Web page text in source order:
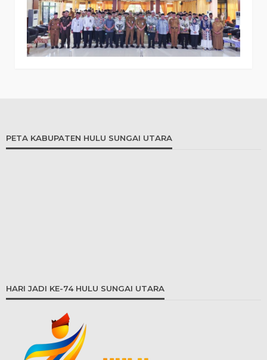
PETA KABUPATEN HULU SUNGAI UTARA
HARI JADI KE-74 HULU SUNGAI UTARA